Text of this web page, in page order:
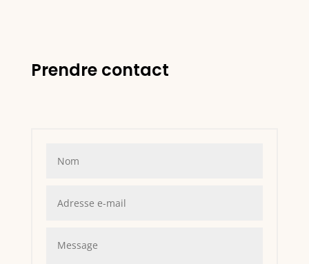
Prendre contact